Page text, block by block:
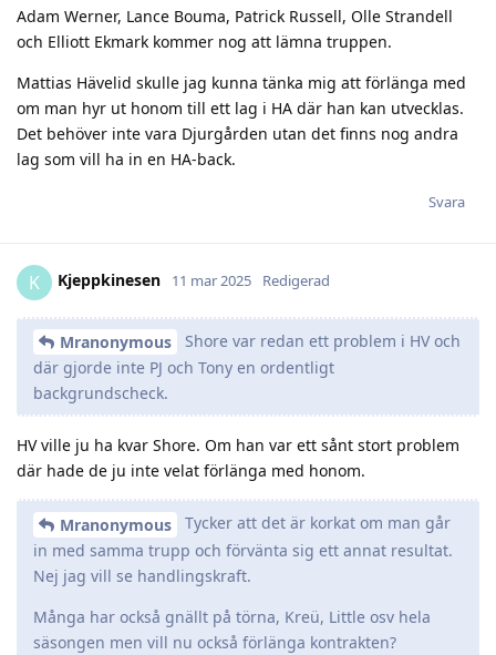
Adam Werner, Lance Bouma, Patrick Russell, Olle Strandell
och Elliott Ekmark kommer nog att lämna truppen.
Mattias Hävelid skulle jag kunna tänka mig att förlänga med
om man hyr ut honom till ett lag i HA där han kan utvecklas.
Det behöver inte vara Djurgården utan det finns nog andra
lag som vill ha in en HA-back.
Svara
K Kjeppkinesen 11 mar 2025 Redigerad
Mranonymous
Shore var redan ett problem i HV och
där gjorde inte PJ och Tony en ordentligt
backgrundscheck.
HV ville ju ha kvar Shore. Om han var ett sånt stort problem
där hade de ju inte velat förlänga med honom.
Mranonymous
Tycker att det är korkat om man går
in med samma trupp och förvänta sig ett annat resultat.
Nej jag vill se handlingskraft.
Många har också gnällt på törna, Kreü, Little osv hela
säsongen men vill nu också förlänga kontrakten?